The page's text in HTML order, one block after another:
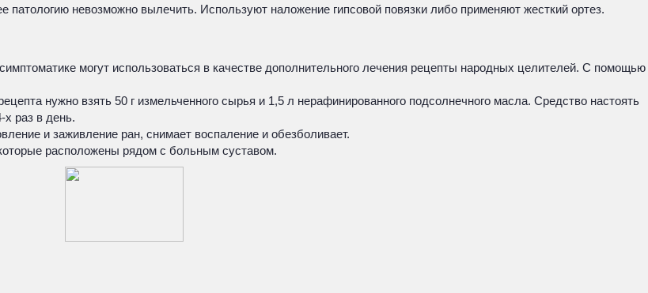
патологию невозможно вылечить. Используют наложение гипсовой повязки либо применяют жесткий ортез.
могут использоваться в качестве дополнительного лечения рецепты народных целителей. С помощью
нужно взять 50 г измельченного сырья и 1,5 л нерафинированного подсолнечного масла. Средство настоять
х раз в день.
и заживление ран, снимает воспаление и обезболивает.
расположены рядом с больным суставом.